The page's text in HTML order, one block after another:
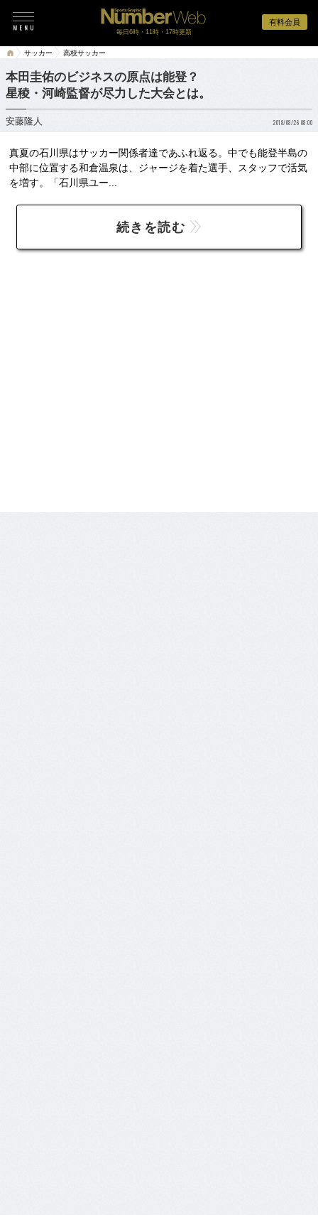
有料会員
毎日6時・11時・17時更新
サッカー 高校サッカー
本田圭佑のビジネスの原点は能登？
星稜・河崎監督が尽力した大会とは。
安藤隆人 2018/08/26 08:00
真夏の石川県はサッカー関係者達であふれ返る。中でも能登半島の
中部に位置する和倉温泉は、ジャージを着た選手、スタッフで活気
を増す。「石川県ユー...
続きを読む